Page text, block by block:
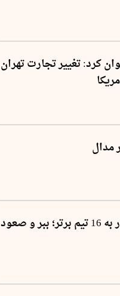
کرد: تغییر تجارت تهران
مدال
یک پیروزی تا رسیدن تراکتور به 16 تیم برتر؛ ببر و صعود